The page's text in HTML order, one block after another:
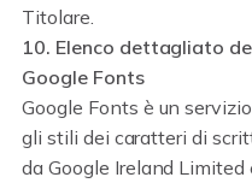
Titolare.
10. Elenco dettagliato
Google Fonts
Google Fonts è un
gli stili dei caratteri di
da Google Ireland Limited